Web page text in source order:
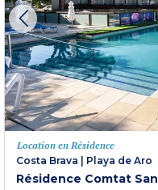
Location en Résidence
Costa Brava
Playa de Aro
Résidence Comtat